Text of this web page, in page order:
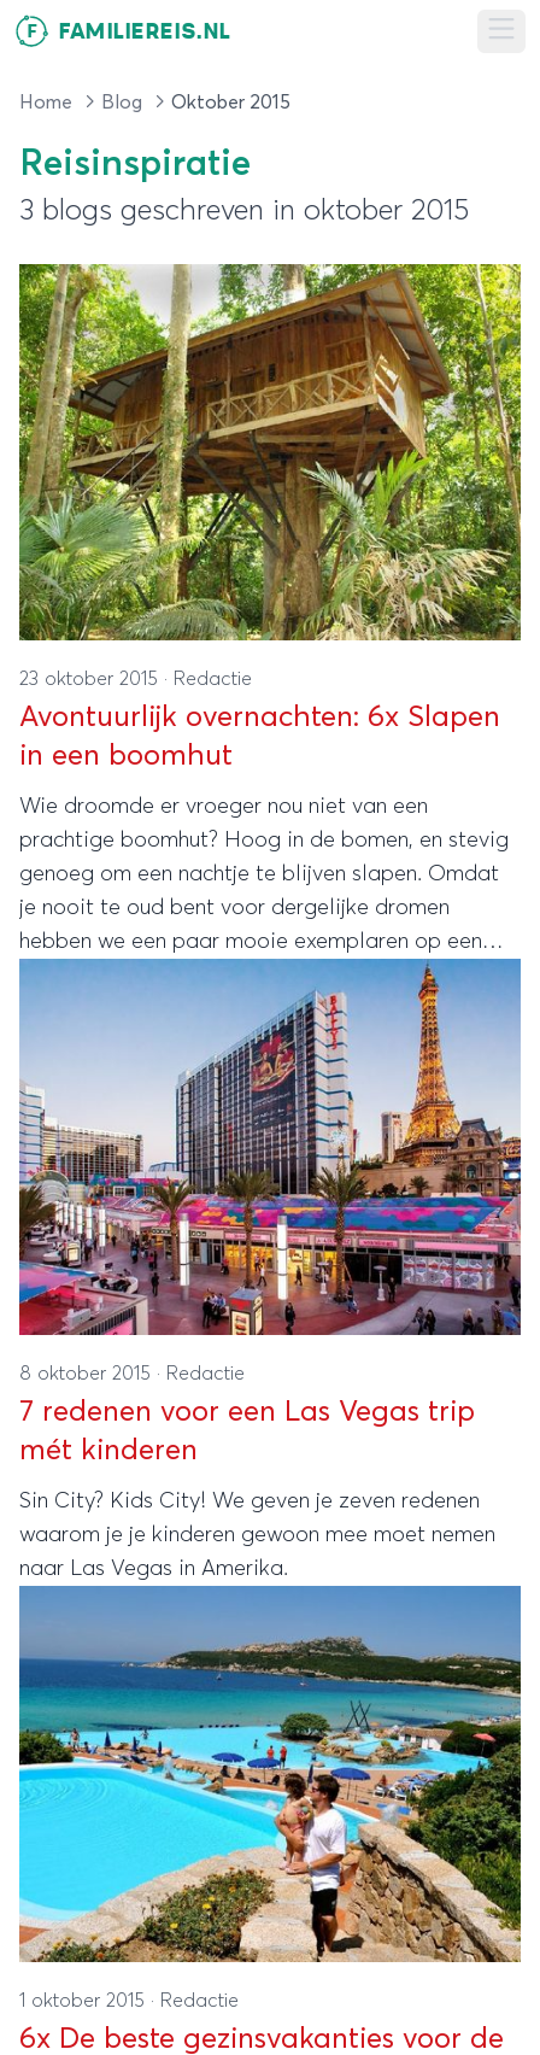
F FAMILIEREIS.NL
Home Blog Oktober 2015
Reisinspiratie
3 blogs geschreven in oktober 2015
23 oktober 2015 · Redactie
Avontuurlijk overnachten: 6x Slapen
in een boomhut
Wie droomde er vroeger nou niet van een
prachtige boomhut? Hoog in de bomen, en stevig
genoeg om een nachtje te blijven slapen. Omdat
je nooit te oud bent voor dergelijke dromen
hebben we een paar mooie exemplaren op een
rijtje gezet. Boomhutten voor het hele gezin, of
gewoon een nachtje voor jezelf alleen.
8 oktober 2015 · Redactie
7 redenen voor een Las Vegas trip
mét kinderen
Sin City? Kids City! We geven je zeven redenen
waarom je je kinderen gewoon mee moet nemen
naar Las Vegas in Amerika.
1 oktober 2015 · Redactie
6x De beste gezinsvakanties voor de